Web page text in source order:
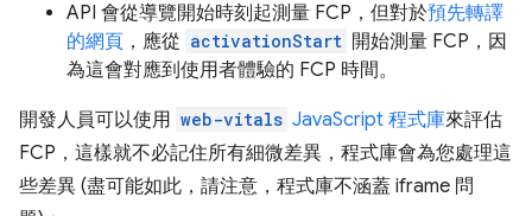
API 會從導覽開始時刻起測量 FCP，但對於預先轉譯
的網頁 ，應從 activationStart 開始測量 FCP，因
為這會對應到使用者體驗的 FCP 時間。
開發人員可以使用 web-vitals JavaScript 程式庫來評估
FCP，這樣就不必記住所有細微差異，程式庫會為您處理這
些差異 (盡可能如此，請注意，程式庫不涵蓋 iframe 問